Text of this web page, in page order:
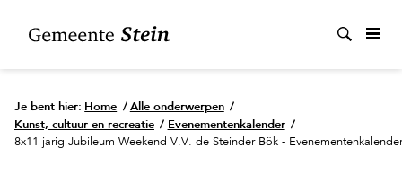
Je bent hier: Home / Alle onderwerpen /
Kunst, cultuur en recreatie / Evenementenkalender /
8x11 jarig Jubileum Weekend V.V. de Steinder Bök - Evenementenkalender